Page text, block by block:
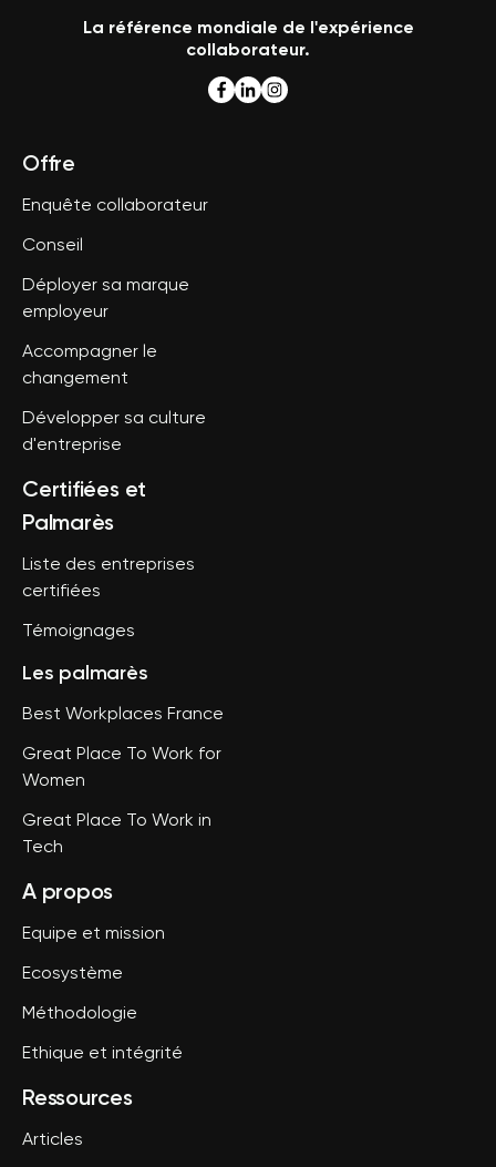
La référence mondiale de l'expérience
collaborateur.
Offre
Enquête collaborateur
Conseil
Déployer sa marque
employeur
Accompagner le
changement
Développer sa culture
d'entreprise
Certifiées et
Palmarès
Liste des entreprises
certifiées
Témoignages
Les palmarès
Best Workplaces France
Great Place To Work for
Women
Great Place To Work in
Tech
A propos
Equipe et mission
Ecosystème
Méthodologie
Ethique et intégrité
Ressources
Articles